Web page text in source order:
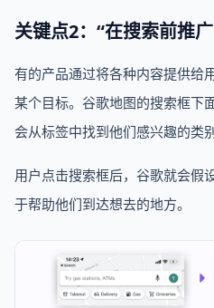
关键点2：“在搜索前推
有的产品通过将各种内容提供给
某个目标。谷歌地图的搜索框下
会从标签中找到他们感兴趣的类别
用户点击搜索框后，谷歌就会假
于帮助他们到达想去的地方。